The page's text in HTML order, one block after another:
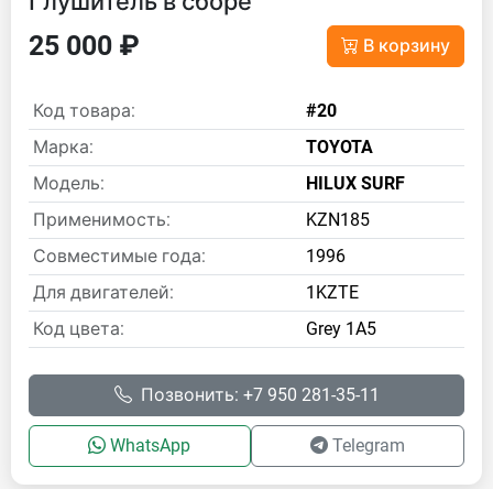
25 000 ₽ В корзину
Код товара:
#20
Марка:
TOYOTA
Модель:
HILUX SURF
Применимость:
KZN185
Совместимые года:
1996
Для двигателей:
1KZTE
Код цвета:
Grey 1A5
Позвонить: +7 950 281-35-11
WhatsApp Telegram